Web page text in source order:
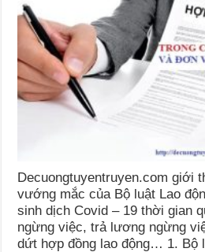
Decuongtuyentruyen.com giới
vướng mắc của Bộ luật Lao
sinh dịch Covid – 19 thời gian
ngừng việc, trả lương ngừng
dứt hợp đồng lao động… 1. Bộ